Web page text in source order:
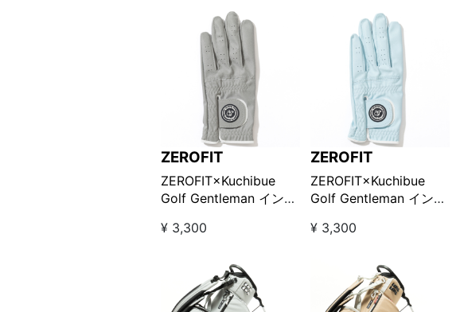
【GO/LOOK!限定販売】
【GO/LOOK!限定販売】
ZEROFIT
ZEROFIT×Kuchibue
Golf Gentleman インス
ブ-左手用 / グレー
¥ 3,300
ZEROFIT
ZEROFIT×Kuchibue
Golf Gentleman インス
ブ-左手用 / ライトブル
¥ 3,300